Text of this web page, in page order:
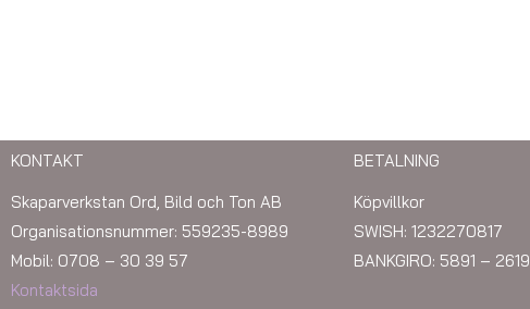
KONTAKT
Skaparverkstan Ord, Bild och Ton AB
Organisationsnummer: 559235-8989
Mobil: 0708 – 30 39 57
Kontaktsida
BETALNING
Köpvillkor
SWISH: 1232270817
BANKGIRO: 5891 – 2619